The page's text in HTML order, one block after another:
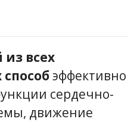
всех
эффективно
сердечно-
движение